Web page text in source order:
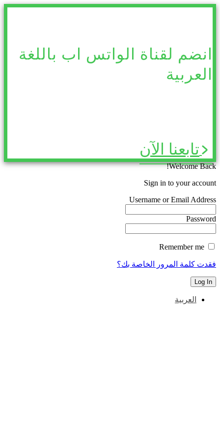
انضم لقناة الواتس اب باللغة
العربية
تابعنا الآن
Welcome Back!
Sign in to your account
Username or Email Address
Password
فقدت كلمة المرور الخاصة بك؟
العربية